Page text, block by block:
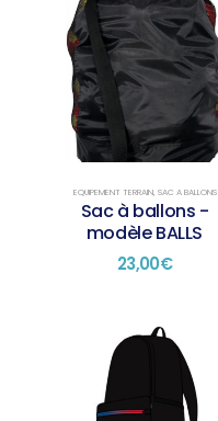
EQUIPEMENT TERRAIN, SAC A BALLONS
Sac à ballons -
modèle BALLS
23,00€